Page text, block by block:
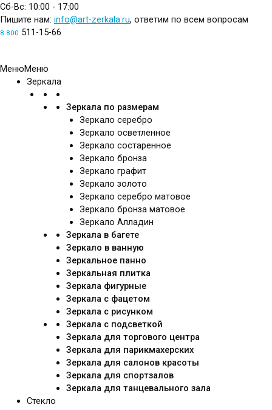
Сб-Вс: 10:00 - 17:00
Пишите нам: info@art-zerkala.ru, ответим по всем вопросам
8 800 511-15-66
МенюМеню
Зеркала
Зеркала по размерам
Зеркало серебро
Зеркало осветленное
Зеркало состаренное
Зеркало бронза
Зеркало графит
Зеркало золото
Зеркало серебро матовое
Зеркало бронза матовое
Зеркало Алладин
Зеркала в багете
Зеркало в ванную
Зеркальное панно
Зеркальная плитка
Зеркала фигурные
Зеркала с фацетом
Зеркала с рисунком
Зеркала с подсветкой
Зеркала для торгового центра
Зеркала для парикмахерских
Зеркала для салонов красоты
Зеркала для спортзалов
Зеркала для танцевального зала
Стекло